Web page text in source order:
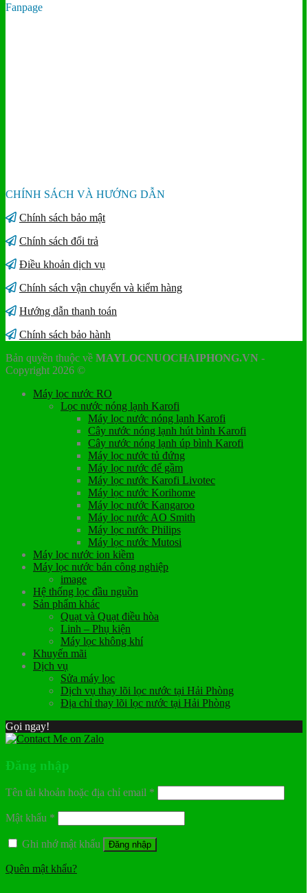
Fanpage
CHÍNH SÁCH VÀ HƯỚNG DẪN
Chính sách bảo mật
Chính sách đổi trả
Điều khoản dịch vụ
Chính sách vận chuyển và kiểm hàng
Hướng dẫn thanh toán
Chính sách bảo hành
Bản quyền thuộc về MAYLOCNUOCHAIPHONG.VN -
Copyright 2026 ©
Máy lọc nước RO
Lọc nước nóng lạnh Karofi
Máy lọc nước nóng lạnh Karofi
Cây nước nóng lạnh hút bình Karofi
Cây nước nóng lạnh úp bình Karofi
Máy lọc nước tủ đứng
Máy lọc nước để gầm
Máy lọc nước Karofi Livotec
Máy lọc nước Korihome
Máy lọc nước Kangaroo
Máy lọc nước AO Smith
Máy lọc nước Philips
Máy lọc nước Mutosi
Máy lọc nước ion kiềm
Máy lọc nước bán công nghiệp
image
Hệ thống lọc đầu nguồn
Sản phẩm khác
Quạt và Quạt điều hòa
Linh – Phụ kiện
Máy lọc không khí
Khuyến mãi
Dịch vụ
Sửa máy lọc
Dịch vụ thay lõi lọc nước tại Hải Phòng
Địa chỉ thay lõi lọc nước tại Hải Phòng
Gọi ngay!
Đăng nhập
Tên tài khoản hoặc địa chỉ email *
Mật khẩu *
Ghi nhớ mật khẩu Đăng nhập
Quên mật khẩu?